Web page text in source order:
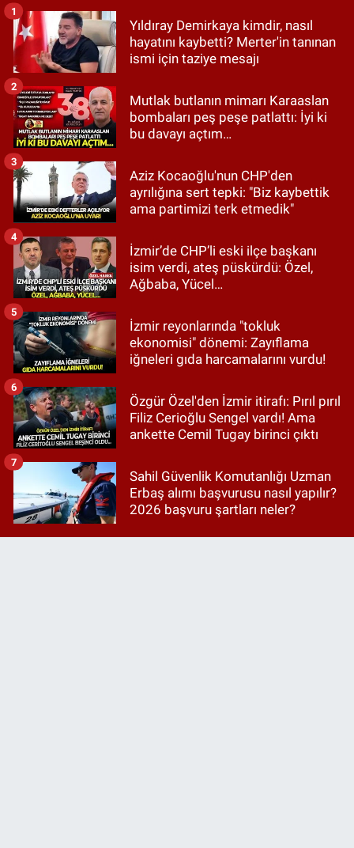
Yıldıray Demirkaya kimdir, nasıl
hayatını kaybetti? Merter'in tanınan
ismi için taziye mesajı
1
Mutlak butlanın mimarı Karaaslan
bombaları peş peşe patlattı: İyi ki
bu davayı açtım…
2
Aziz Kocaoğlu'nun CHP'den
ayrılığına sert tepki: "Biz kaybettik
ama partimizi terk etmedik"
3
İzmir’de CHP’li eski ilçe başkanı
isim verdi, ateş püskürdü: Özel,
Ağbaba, Yücel…
4
İzmir reyonlarında "tokluk
ekonomisi" dönemi: Zayıflama
iğneleri gıda harcamalarını vurdu!
5
Özgür Özel'den İzmir itirafı: Pırıl pırıl
Filiz Cerioğlu Sengel vardı! Ama
ankette Cemil Tugay birinci çıktı
6
Sahil Güvenlik Komutanlığı Uzman
Erbaş alımı başvurusu nasıl yapılır?
2026 başvuru şartları neler?
7